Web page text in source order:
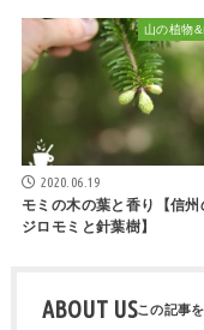
山の植物&
2020.06.19
モミの木の葉と香り【信州
ジロモミと針葉樹】
ABOUT US